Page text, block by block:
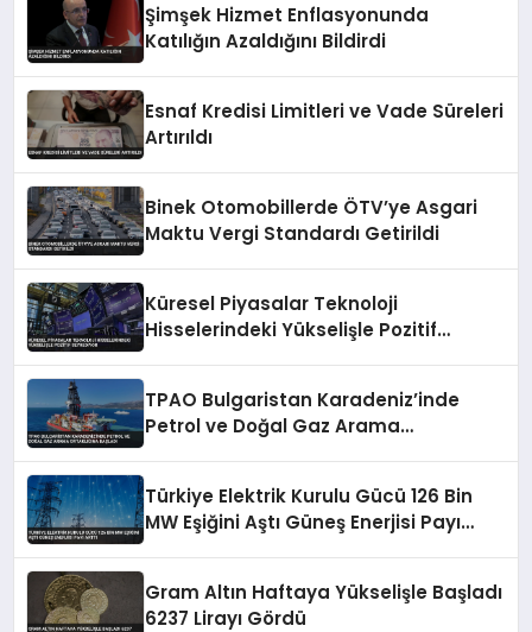
Şimşek Hizmet Enflasyonunda
Katılığın Azaldığını Bildirdi
Esnaf Kredisi Limitleri ve Vade Süreleri
Artırıldı
Binek Otomobillerde ÖTV’ye Asgari
Maktu Vergi Standardı Getirildi
Küresel Piyasalar Teknoloji
Hisselerindeki Yükselişle Pozitif
TPAO Bulgaristan Karadeniz’inde
Petrol ve Doğal Gaz Arama
Türkiye Elektrik Kurulu Gücü 126 Bin
MW Eşiğini Aştı Güneş Enerjisi Payı
Gram Altın Haftaya Yükselişle Başladı
6237 Lirayı Gördü